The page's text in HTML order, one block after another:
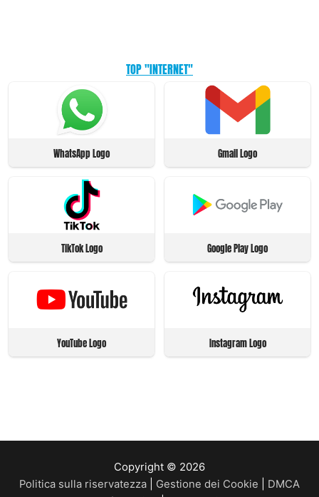
TOP "INTERNET"
WhatsApp Logo Gmail Logo
TikTok Logo Google Play Logo
YouTube Logo Instagram Logo
Copyright © 2026
Politica sulla riservatezza
Gestione dei Cookie
DMCA